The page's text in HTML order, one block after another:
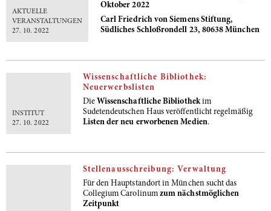
AKTUELLE
VERANSTALTUNGEN
27. 10. 2022
Oktober 2022
Carl Friedrich von Siemens Stiftung,
Südliches Schloßrondell 23, 80638 München
INSTITUT
27. 10. 2022
Wissenschaftliche Bibliothek:
Neuerwerbslisten
Die Wissenschaftliche Bibliothekim
Sudetendeutschen Haus veröffentlicht regelmäßig
Listen der neu erworbenen Medien.
Stellenausschreibung: Verwaltung
Für den Hauptstandort in München sucht das
Collegium Carolinum zum nächstmöglichen
Zeitpunkt